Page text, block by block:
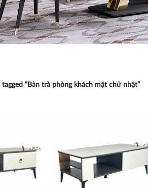
tagged “Bàn trà phòng khách mặt chữ nhật”
Thích Thích